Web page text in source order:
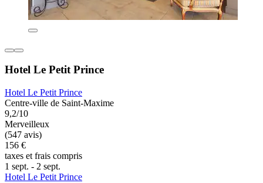
Hotel Le Petit Prince
Hotel Le Petit Prince
Centre-ville de Saint-Maxime
9,2/10
Merveilleux
(547 avis)
156 €
taxes et frais compris
1 sept. - 2 sept.
Hotel Le Petit Prince